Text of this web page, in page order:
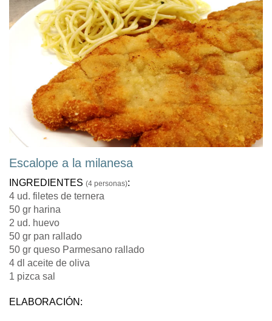
Escalope a la milanesa
INGREDIENTES (4 personas):
4 ud. filetes de ternera
50 gr harina
2 ud. huevo
50 gr pan rallado
50 gr queso Parmesano rallado
4 dl aceite de oliva
1 pizca sal
ELABORACIÓN: